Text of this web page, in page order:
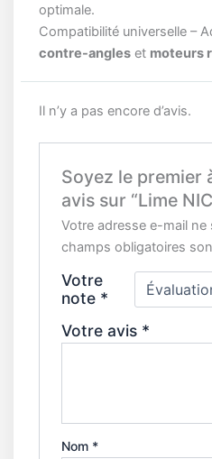
optimale.
Compatibilité universelle –
contre-angleset moteurs
Il n’y a pas encore d’avis.
Soyez le premier
avis sur “Lime
Votre adresse e-mail ne
champs obligatoires
Votre
note *
Votre avis *
Nom *